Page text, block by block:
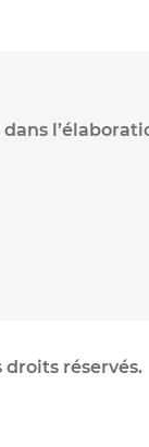
droits réservés.